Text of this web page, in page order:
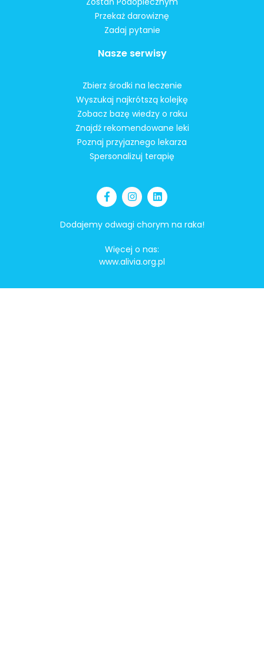
Przekaż darowiznę
Zadaj pytanie
Nasze serwisy
Zbierz środki na leczenie
Wyszukaj najkrótszą kolejkę
Zobacz bazę wiedzy o raku
Znajdź rekomendowane leki
Poznaj przyjaznego lekarza
Spersonalizuj terapię
Dodajemy odwagi chorym na raka!
Więcej o nas:
www.alivia.org.pl